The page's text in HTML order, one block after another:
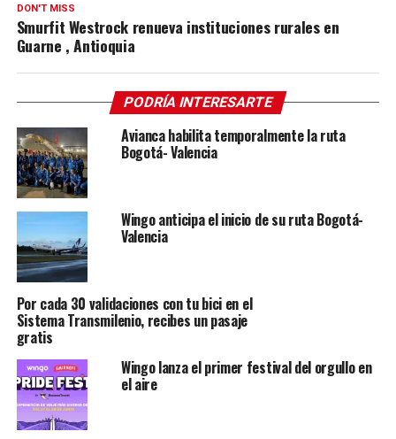
DON'T MISS
Smurfit Westrock renueva instituciones rurales en
Guarne , Antioquia
PODRÍA INTERESARTE
Avianca habilita temporalmente la ruta
Bogotá- Valencia
Wingo anticipa el inicio de su ruta Bogotá-
Valencia
Por cada 30 validaciones con tu bici en el
Sistema Transmilenio, recibes un pasaje
gratis
Wingo lanza el primer festival del orgullo en
el aire